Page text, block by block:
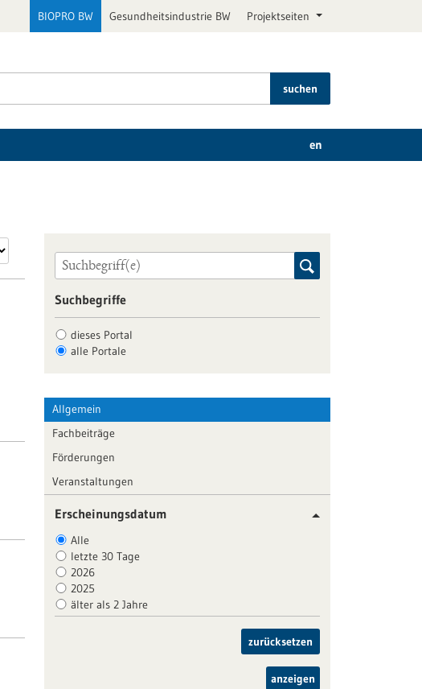
BIOPRO BW Gesundheitsindustrie BW Projektseiten
suchen
en
Suchbegriffe
dieses Portal
alle Portale
Allgemein
Fachbeiträge
Förderungen
Veranstaltungen
Erscheinungsdatum
Alle
letzte 30 Tage
2026
2025
älter als 2 Jahre
zurücksetzen
anzeigen